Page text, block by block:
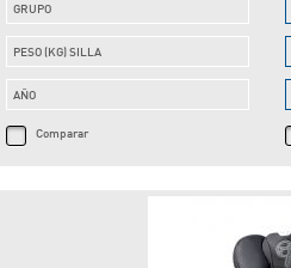
GRUPO
PESO (KG) SILLA
AÑO
Comparar